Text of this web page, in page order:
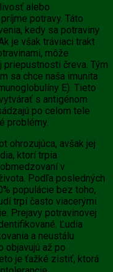
alebo
potravy. Táto
kedy sa potraviny
je však tráviaci trakt
môže
čreva. Tým
sa chce naša imunita
E). Tieto
s antigénom
po celom tele
problémy.
ohrozujúca, avšak jej
ktorí trpia
v
Podľa posledných
populácie bez toho,
trpí často viacerými
Prejavy potravinovej
Ľudia
a neustálu
objavujú až po
je ťažké zistiť, ktorá